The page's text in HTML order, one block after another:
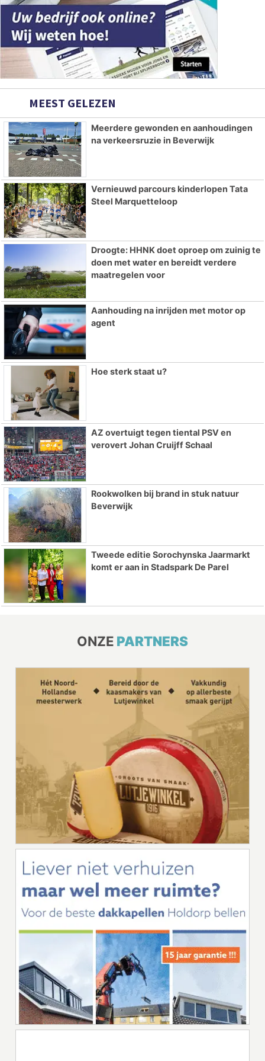
MEEST GELEZEN
Meerdere gewonden en aanhoudingen
na verkeersruzie in Beverwijk
Vernieuwd parcours kinderlopen Tata
Steel Marquetteloop
Droogte: HHNK doet oproep om zuinig te
doen met water en bereidt verdere
maatregelen voor
Aanhouding na inrijden met motor op
agent
Hoe sterk staat u?
AZ overtuigt tegen tiental PSV en
verovert Johan Cruijff Schaal
Rookwolken bij brand in stuk natuur
Beverwijk
Tweede editie Sorochynska Jaarmarkt
komt er aan in Stadspark De Parel
ONZE PARTNERS